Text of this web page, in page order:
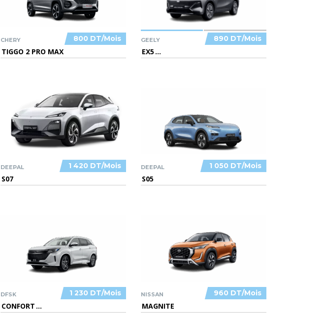
800 DT/Mois
CHERY
TIGGO 2 PRO MAX
890 DT/Mois
GEELY
EX5...
1 420 DT/Mois
DEEPAL
S07
1 050 DT/Mois
DEEPAL
S05
1 230 DT/Mois
DFSK
CONFORT ...
960 DT/Mois
NISSAN
MAGNITE